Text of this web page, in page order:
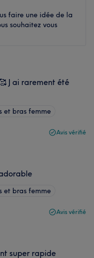
faire une idée de la
souhaitez vous
J ai rarement été
et bras femme
Avis vérifié
et bras femme
Avis vérifié
super rapide